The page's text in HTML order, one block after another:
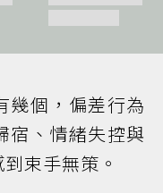
幾個，偏差行為
宿、情緒失控與
束手無策。